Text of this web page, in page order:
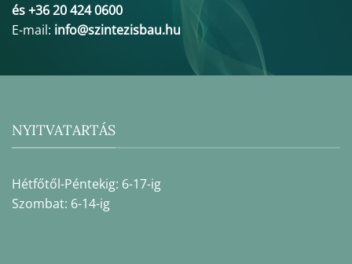
és +36 20 424 0600
E-mail: info@szintezisbau.hu
NYITVATARTÁS
Hétfőtől-Péntekig: 6-17-ig
Szombat: 6-14-ig